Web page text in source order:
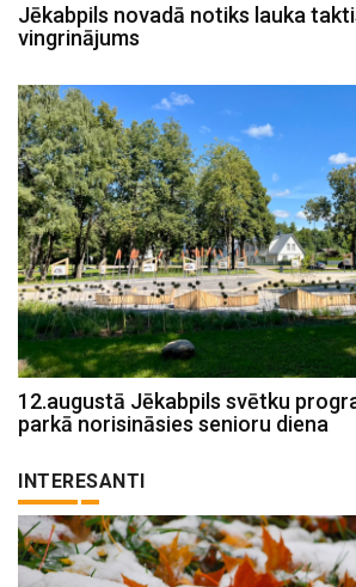
Jēkabpils novadā notiks lauka
vingrinājums
12.augustā Jēkabpils svētku
parkā norisināsies senioru diena
INTERESANTI